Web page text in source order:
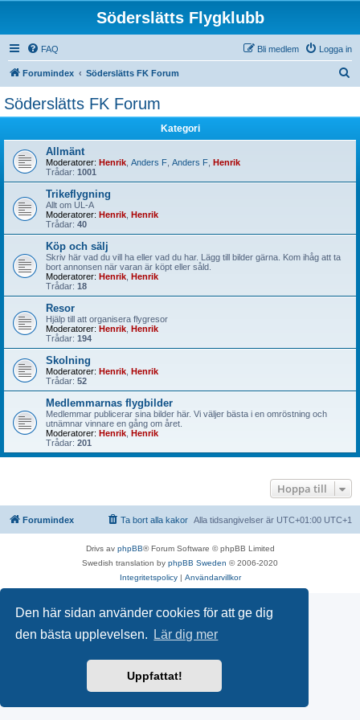
Den här sidan använder cookies för att ge dig
den bästa upplevelsen.
Lär dig mer
Uppfattat!
Söderslätts Flygklubb
FAQ Logga in
Bli medlem
Forumindex Söderslätts FK Forum
Söderslätts FK Forum
Kategori
Allmänt
Moderatorer: Henrik Anders F Anders F Henrik
Trådar: 1001
Trikeflygning
Allt om UL-A
Moderatorer: Henrik Henrik
Trådar: 40
Köp och sälj
Skriv här vad du vill ha eller vad du har. Lägg till bilder gärna. Kom ihåg att ta
bort annonsen när varan är köpt eller såld.
Moderatorer: Henrik Henrik
Trådar: 18
Resor
Hjälp till att organisera flygresor
Moderatorer: Henrik Henrik
Trådar: 194
Skolning
Moderatorer: Henrik Henrik
Trådar: 52
Medlemmarnas flygbilder
Medlemmar publicerar sina bilder här. Vi väljer bästa i en omröstning och
utnämnar vinnare en gång om året.
Moderatorer: Henrik Henrik
Trådar: 201
Hoppa till
Forumindex Alla tidsangivelser är UTC+01:00 UTC+1
Ta bort alla kakor
Drivs av phpBB® Forum Software © phpBB Limited
Swedish translation by phpBB Sweden © 2006-2020
Integritetspolicy| Användarvillkor